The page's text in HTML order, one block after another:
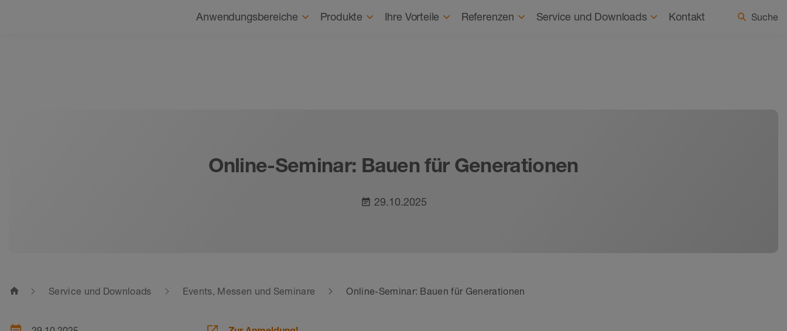
Beratung finden Karriere Karrierestart Über uns Nachhaltigkeit Aktuelles Land / Sprache wählen
Anwendungsbereiche Produkte Ihre Vorteile Referenzen Service und Downloads Kontakt Suche
Online-Seminar: Bauen für Generationen
event_note 29.10.2025
home Service und Downloads Events, Messen und Seminare Online-Seminar: Bauen für Generationen